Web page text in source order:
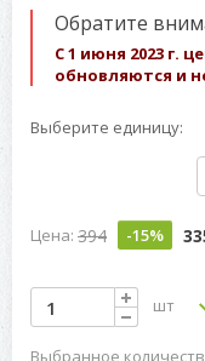
Обратите
С 1 июня 2023 г.
обновляются и
Выберите единицу:
Цена: 394 -15%
шт
Выбранное